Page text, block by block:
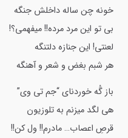
خونه چن ساله داخلش جنگه
بی تو این مرد مرده!! میفهمی؟!
لعنتی! این جنازه دلتنگه
هر شبم بغض و شعر و آهنگه
باز گُه خوردنای “جم تی وی”
هی لگد میزنم به تلوزیون
قرصِ اعصاب… مادرم!! ول کن!!